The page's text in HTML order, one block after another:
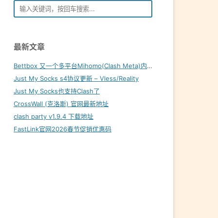
最新文章
Bettbox 又一个多平台Mihomo(Clash Meta)内核客户端
Just My Socks s4协议更新 – Vless/Reality
Just My Socks也支持Clash了
CrossWall (克洛斯) 官网最新地址
clash party v1.9.4 下载地址
FastLink官网2026春节促销优惠码